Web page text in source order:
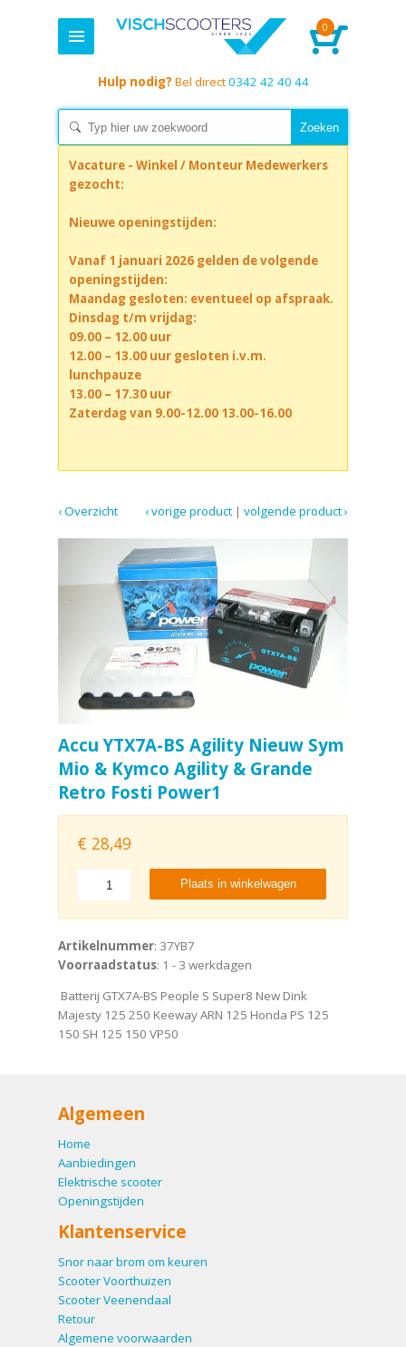
0
Hulp nodig? Bel direct0342 42 40 44
Vacature - Winkel / Monteur Medewerkers
gezocht:
Nieuwe openingstijden:
Vanaf 1 januari 2026 gelden de volgende
openingstijden:
Maandag gesloten: eventueel op afspraak.
Dinsdag t/m vrijdag:
09.00 – 12.00 uur
12.00 – 13.00 uur gesloten i.v.m.
lunchpauze
13.00 – 17.30 uur
Zaterdag van 9.00-12.00 13.00-16.00
‹ Overzicht volgende product ›
|
‹ vorige product
Accu YTX7A-BS Agility Nieuw Sym
Mio & Kymco Agility & Grande
Retro Fosti Power1
€ 28,49
Plaats in winkelwagen
Artikelnummer: 37YB7
Voorraadstatus: 1 - 3 werkdagen
Batterij GTX7A-BS People S Super8 New Dink
Majesty 125 250 Keeway ARN 125 Honda PS 125
150 SH 125 150 VP50
Algemeen
Home
Aanbiedingen
Elektrische scooter
Openingstijden
Klantenservice
Snor naar brom om keuren
Scooter Voorthuizen
Scooter Veenendaal
Retour
Algemene voorwaarden